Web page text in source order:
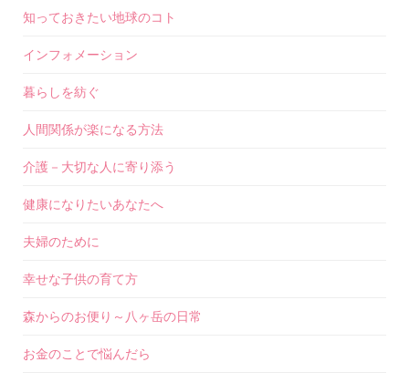
知っておきたい地球のコト
インフォメーション
暮らしを紡ぐ
人間関係が楽になる方法
介護－大切な人に寄り添う
健康になりたいあなたへ
夫婦のために
幸せな子供の育て方
森からのお便り～八ヶ岳の日常
お金のことで悩んだら